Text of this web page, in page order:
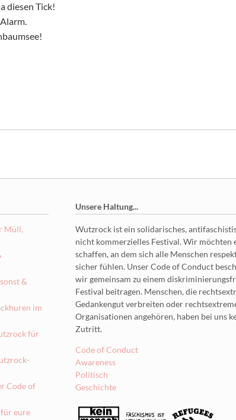
diesen Tick!
Müll,
&
im
für
Code of
eure
Unsere Haltung...
Wutzrock ist ein solidarisches,
nicht kommerzielles Festival. Wir möchten
schaffen, an dem sich alle Menschen
sicher fühlen. Unser Code of Conduct
wir gemeinsam zu einem
Festival beitragen. Menschen, die
Gedankengut verbreiten oder
Organisationen angehören, haben bei uns
Zutritt.
Code of Conduct
Awareness
Politisch
Geschichte